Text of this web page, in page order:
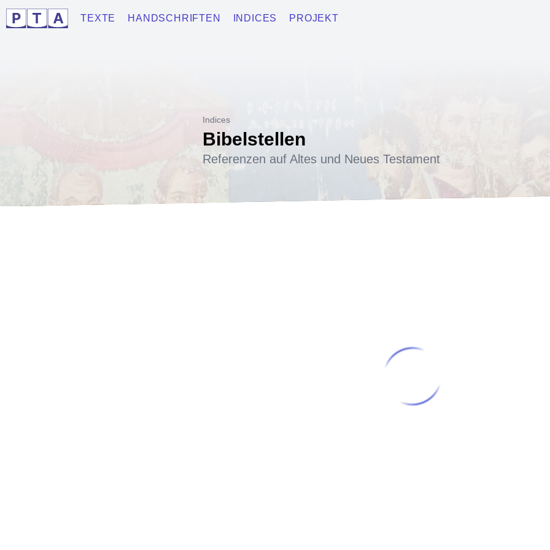
TEXTE HANDSCHRIFTEN INDICES PROJEKT
Indices
Bibelstellen
Referenzen auf Altes und Neues Testament